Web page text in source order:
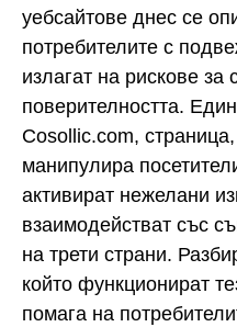
уебсайтове днес се
потребителите с
излагат на рискове за
поверителността.
Cosollic.com,
манипулира
активират нежелани
взаимодействат със
на трети страни.
който функционират
помага на